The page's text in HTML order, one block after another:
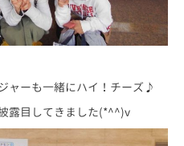
ャーも一緒にハイ！チーズ♪
露目してきました(*^^)v